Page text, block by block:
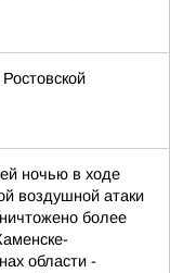
ночью в ходе
воздушной атаки
более
области -